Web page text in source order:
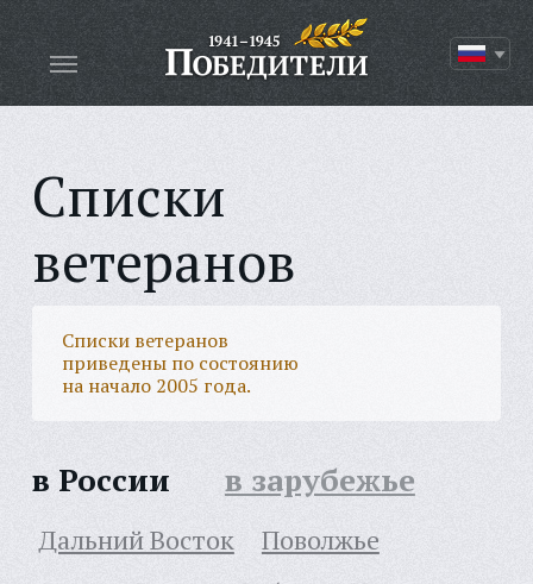
Списки
ветеранов
Списки ветеранов
приведены по состоянию
на начало 2005 года.
в России в зарубежье
Дальний Восток
Поволжье